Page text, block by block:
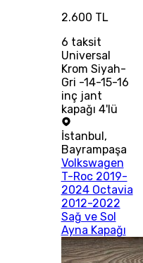
2.600 TL
6 taksit
Universal
Krom Siyah-
Gri -14-15-16
inç jant
kapağı 4'lü
İstanbul,
Bayrampaşa
Volkswagen
T-Roc 2019-
2024 Octavia
2012-2022
Sağ ve Sol
Ayna Kapağı